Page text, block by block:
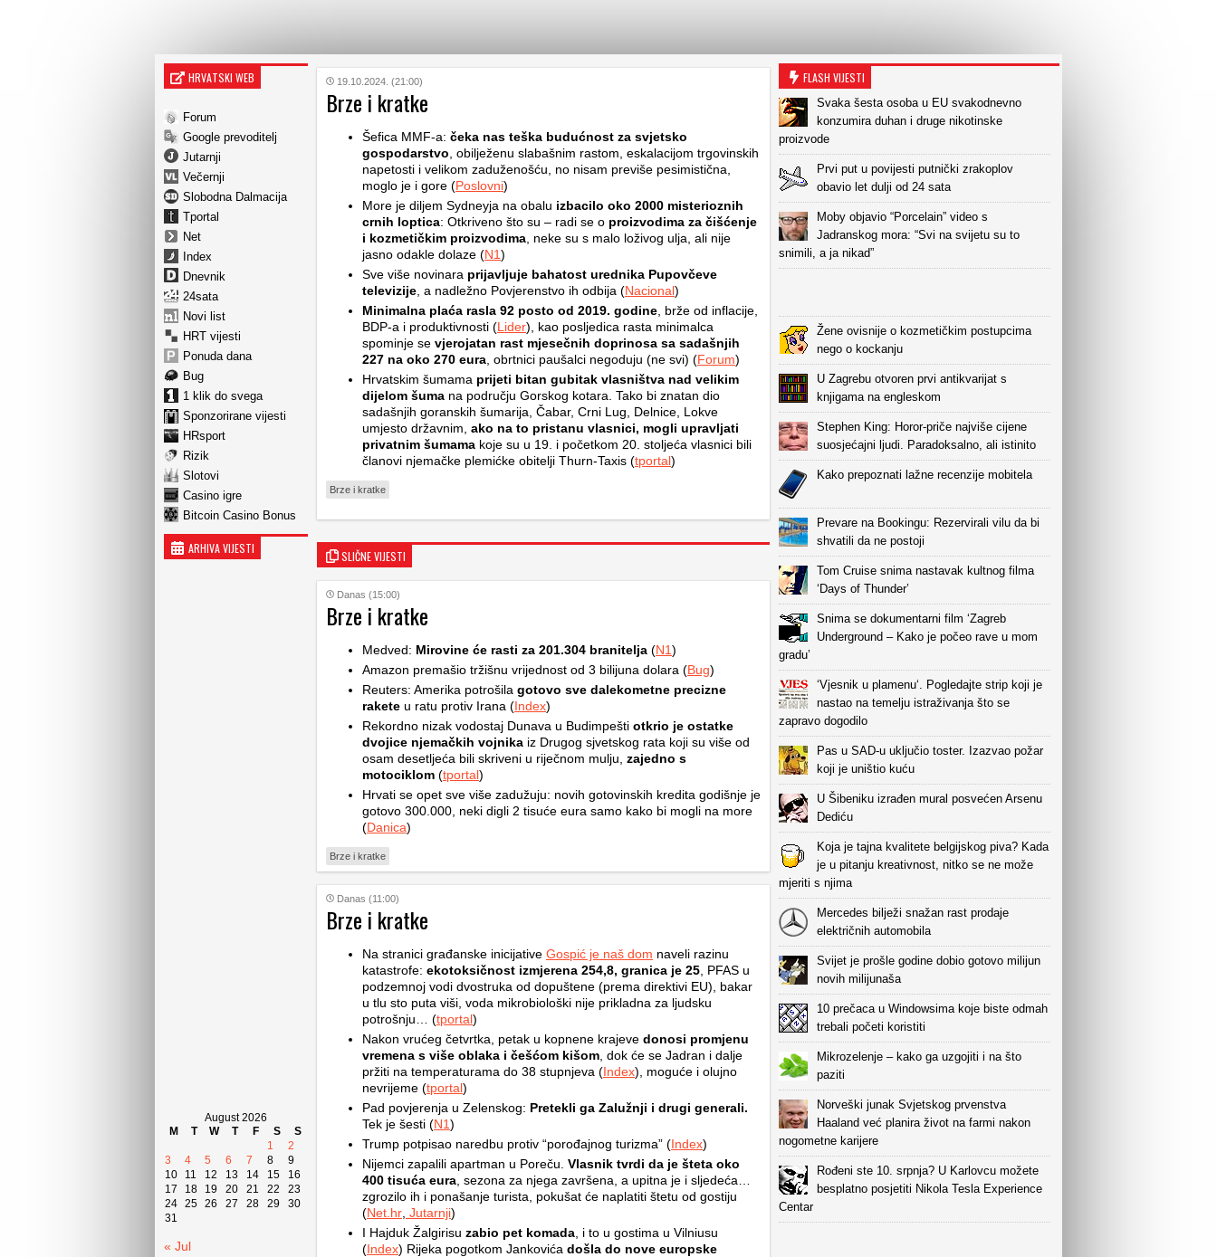
HRVATSKI WEB
Forum
Google prevoditelj
Jutarnji
Večernji
Slobodna Dalmacija
Tportal
Net
Index
Dnevnik
24sata
Novi list
HRT vijesti
Ponuda dana
Bug
1 klik do svega
Sponzorirane vijesti
HRsport
Rizik
Slotovi
Casino igre
Bitcoin Casino Bonus
ARHIVA VIJESTI
August 2026
M
T W T F S
S
1
2
3
4 5 6 7 8
9
10
11 12 13 14 15
16
17
18 19 20 21 22
23
24 25 26 27 28 29
30
31
« Jul
19.10.2024. (21:00)
Brze i kratke
Šefica MMF-a: čeka nas teška budućnost za svjetsko
gospodarstvo , obilježenu slabašnim rastom, eskalacijom trgovinskih
napetosti i velikom zaduženošću, no nisam previše pesimistična,
moglo je i gore (Poslovni)
More je diljem Sydneyja na obalu izbacilo oko 2000 misterioznih
crnih loptica: Otkriveno što su – radi se o proizvodima za čišćenje
i kozmetičkim proizvodima , neke su s malo loživog ulja, ali nije
jasno odakle dolaze (N1)
Sve više novinara prijavljuje bahatost urednika Pupovčeve
televizije , a nadležno Povjerenstvo ih odbija (Nacional)
Minimalna plaća rasla 92 posto od 2019. godine , brže od inflacije,
BDP-a i produktivnosti (Lider), kao posljedica rasta minimalca
spominje se vjerojatan rast mjesečnih doprinosa sa sadašnjih
227 na oko 270 eura , obrtnici paušalci negoduju (ne svi) (Forum)
Hrvatskim šumama prijeti bitan gubitak vlasništva nad velikim
dijelom šuma na području Gorskog kotara. Tako bi znatan dio
sadašnjih goranskih šumarija, Čabar, Crni Lug, Delnice, Lokve
umjesto državnim, ako na to pristanu vlasnici, mogli upravljati
privatnim šumama koje su u 19. i početkom 20. stoljeća vlasnici bili
članovi njemačke plemićke obitelji Thurn-Taxis (tportal)
Brze i kratke
SLIČNE VIJESTI
Danas (15:00)
Brze i kratke
Medved: Mirovine će rasti za 201.304 branitelja (N1)
Amazon premašio tržišnu vrijednost od 3 bilijuna dolara (Bug)
Reuters: Amerika potrošila gotovo sve dalekometne precizne
rakete u ratu protiv Irana (Index)
Rekordno nizak vodostaj Dunava u Budimpešti otkrio je ostatke
dvojice njemačkih vojnika iz Drugog sjvetskog rata koji su više od
osam desetljeća bili skriveni u riječnom mulju, zajedno s
motociklom (tportal)
Hrvati se opet sve više zadužuju: novih gotovinskih kredita godišnje je
gotovo 300.000, neki digli 2 tisuće eura samo kako bi mogli na more
(Danica)
Brze i kratke
Danas (11:00)
Brze i kratke
Na stranici građanske inicijative Gospić je naš dom naveli razinu
katastrofe: ekotoksičnost izmjerena 254,8, granica je 25 , PFAS u
podzemnoj vodi dvostruka od dopuštene (prema direktivi EU), bakar
u tlu sto puta viši, voda mikrobiološki nije prikladna za ljudsku
potrošnju… (tportal)
Nakon vrućeg četvrtka, petak u kopnene krajeve donosi promjenu
vremena s više oblaka i češćom kišom , dok će se Jadran i dalje
pržiti na temperaturama do 38 stupnjeva (Index), moguće i olujno
nevrijeme (tportal)
Pad povjerenja u Zelenskog: Pretekli ga Zalužnji i drugi generali.
Tek je šesti (N1)
Trump potpisao naredbu protiv “porođajnog turizma” (Index)
Nijemci zapalili apartman u Poreču. Vlasnik tvrdi da je šteta oko
400 tisuća eura , sezona za njega završena, a upitna je i sljedeća…
zgrozilo ih i ponašanje turista, pokušat će naplatiti štetu od gostiju
(Net.hr Jutarnji)
I Hajduk Žalgirisu zabio pet komada , i to u gostima u Vilniusu
(Index) Rijeka pogotkom Jankovića došla do nove europske
FLASH VIJESTI
Svaka šesta osoba u EU svakodnevno
konzumira duhan i druge nikotinske
proizvode
Prvi put u povijesti putnički zrakoplov
obavio let dulji od 24 sata
Moby objavio “Porcelain” video s
Jadranskog mora: “Svi na svijetu su to
snimili, a ja nikad”
Žene ovisnije o kozmetičkim postupcima
nego o kockanju
U Zagrebu otvoren prvi antikvarijat s
knjigama na engleskom
Stephen King: Horor-priče najviše cijene
suosjećajni ljudi. Paradoksalno, ali istinito
Kako prepoznati lažne recenzije mobitela
Prevare na Bookingu: Rezervirali vilu da bi
shvatili da ne postoji
Tom Cruise snima nastavak kultnog filma
‘Days of Thunder’
Snima se dokumentarni film ‘Zagreb
Underground – Kako je počeo rave u mom
gradu’
‘Vjesnik u plamenu‘. Pogledajte strip koji je
nastao na temelju istraživanja što se
zapravo dogodilo
Pas u SAD-u uključio toster. Izazvao požar
koji je uništio kuću
U Šibeniku izrađen mural posvećen Arsenu
Dediću
Koja je tajna kvalitete belgijskog piva? Kada
je u pitanju kreativnost, nitko se ne može
mjeriti s njima
Mercedes bilježi snažan rast prodaje
električnih automobila
Svijet je prošle godine dobio gotovo milijun
novih milijunaša
10 prečaca u Windowsima koje biste odmah
trebali početi koristiti
Mikrozelenje – kako ga uzgojiti i na što
paziti
Norveški junak Svjetskog prvenstva
Haaland već planira život na farmi nakon
nogometne karijere
Rođeni ste 10. srpnja? U Karlovcu možete
besplatno posjetiti Nikola Tesla Experience
Centar